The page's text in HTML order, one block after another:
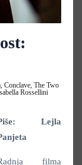
Conclave, The Two
Rossellini
Lejla
filma